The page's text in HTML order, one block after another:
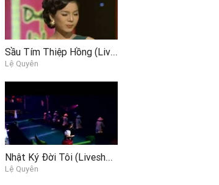
Sầu Tím Thiệp Hồng (Liveshow Quang Lê )
Lệ Quyên
Nhật Ký Đời Tôi (Liveshow Số Phận-Đàm Vĩnh Hưng)
Lệ Quyên